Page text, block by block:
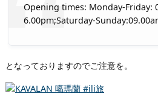
Opening times: Monday-Friday:
6.00pm;Saturday-
となっておりますのでご注意を。